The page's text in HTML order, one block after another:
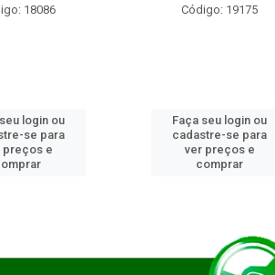
18086
login ou
se para
preços e
Código: 19175
Faça seu login ou
cadastre-se para
ver preços e
comprar